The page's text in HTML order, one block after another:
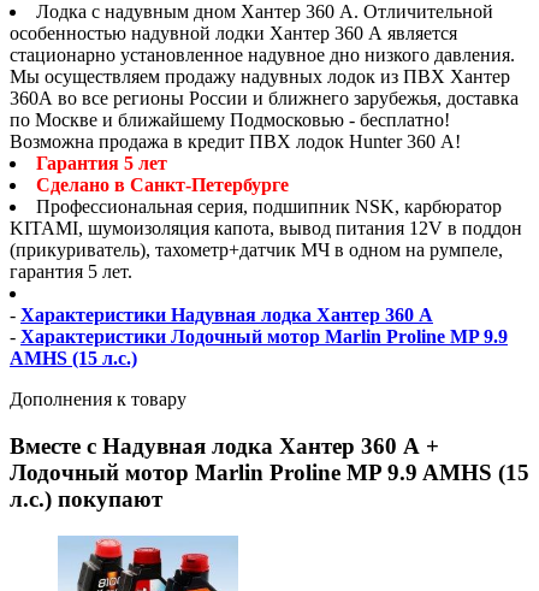
Лодка с надувным дном Хантер 360 А. Отличительной
особенностью надувной лодки Хантер 360 А является
стационарно установленное надувное дно низкого давления.
Мы осуществляем продажу надувных лодок из ПВХ Хантер
360А во все регионы России и ближнего зарубежья, доставка
по Москве и ближайшему Подмосковью - бесплатно!
Возможна продажа в кредит ПВХ лодок Hunter 360 А!
Гарантия 5 лет
Сделано в Санкт-Петербурге
Профессиональная серия, подшипник NSK, карбюратор
KITAMI, шумоизоляция капота, вывод питания 12V в поддон
(прикуриватель), тахометр+датчик МЧ в одном на румпеле,
гарантия 5 лет.
- Характеристики Надувная лодка Хантер 360 А
- Характеристики Лодочный мотор Marlin Proline MP 9.9
AMHS (15 л.с.)
Дополнения к товару
Вместе с Надувная лодка Хантер 360 А +
Лодочный мотор Marlin Proline MP 9.9 AMHS (15
л.с.) покупают